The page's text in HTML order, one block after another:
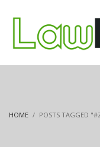
HOME POSTS TAGGED